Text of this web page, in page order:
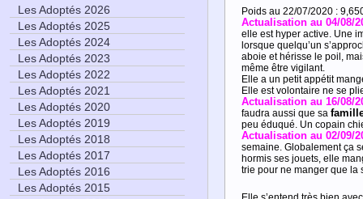
Poids au 22/07/2020 :
Actualisation au 04/08/
elle est hyper active. Une
lorsque quelqu’un
aboie et hérisse le poil,
même être vigilant.
Elle a un petit appétit
Elle est volontaire ne se
Actualisation au 16/08/
faudra aussi que sa
peu éduqué. Un copain
Actualisation au 02/09/
semaine. Globalement ça
hormis ses jouets, elle
trie pour ne manger que la
Les Adoptés 2026
Les Adoptés 2025
Les Adoptés 2024
Les Adoptés 2023
Les Adoptés 2022
Les Adoptés 2021
Les Adoptés 2020
Les Adoptés 2019
Les Adoptés 2018
Les Adoptés 2017
Les Adoptés 2016
Les Adoptés 2015